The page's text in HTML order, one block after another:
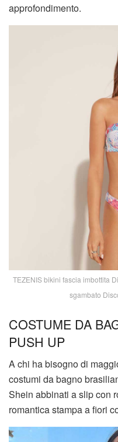
approfondimento.
TEZENIS bikini fascia imbottita
sgambato
COSTUME DA
PUSH UP
A chi ha bisogno di
costumi da bagno
Shein abbinati a slip con
romantica stampa a fiori